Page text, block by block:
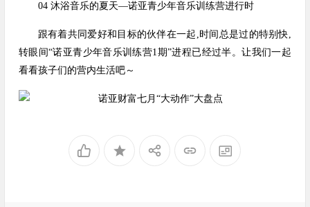
04 沐浴音乐的夏天—诺亚青少年音乐训练营进行时
跟有着共同爱好和目标的伙伴在一起,时间总是过的特别快,
转眼间“诺亚青少年音乐训练营1期”进程已经过半。让我们一起
看看孩子们的营内生活吧～